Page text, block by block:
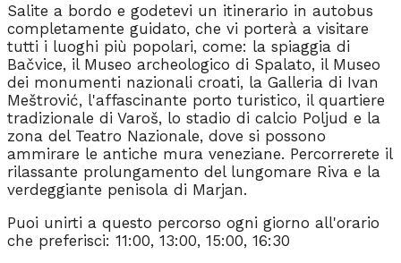
Salite a bordo e godetevi un itinerario in autobus
completamente guidato, che vi porterà a visitare
tutti i luoghi più popolari, come: la spiaggia di
Bačvice, il Museo archeologico di Spalato, il Museo
dei monumenti nazionali croati, la Galleria di Ivan
Meštrović, l'affascinante porto turistico, il quartiere
tradizionale di Varoš, lo stadio di calcio Poljud e la
zona del Teatro Nazionale, dove si possono
ammirare le antiche mura veneziane. Percorrerete il
rilassante prolungamento del lungomare Riva e la
verdeggiante penisola di Marjan.
Puoi unirti a questo percorso ogni giorno all'orario
che preferisci: 11:00, 13:00, 15:00, 16:30